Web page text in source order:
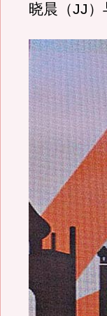
晓晨（JJ